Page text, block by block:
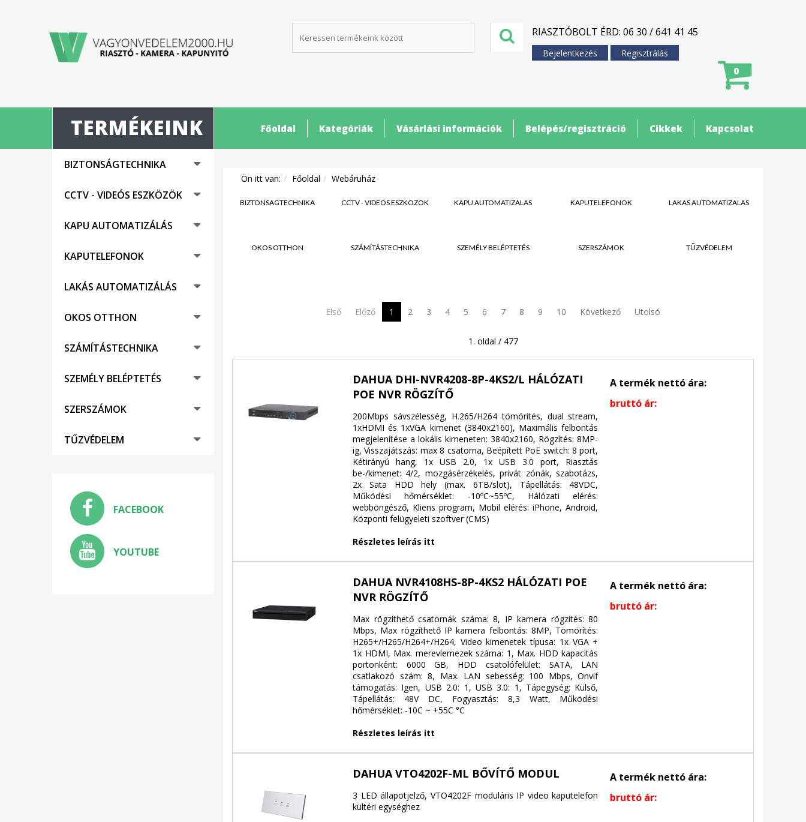
RIASZTÓBOLT ÉRD: 06 30 / 641 41 45
Bejelentkezés Regisztrálás
0
Főoldal Kategóriák Vásárlási információk Belépés/regisztráció Cikkek Kapcsolat
TERMÉKEINK
BIZTONSÁGTECHNIKA
CCTV - VIDEÓS ESZKÖZÖK
KAPU AUTOMATIZÁLÁS
KAPUTELEFONOK
LAKÁS AUTOMATIZÁLÁS
OKOS OTTHON
SZÁMÍTÁSTECHNIKA
SZEMÉLY BELÉPTETÉS
SZERSZÁMOK
TŰZVÉDELEM
FACEBOOK
YOUTUBE
Ön itt van: Főoldal Webáruház
BIZTONSÁGTECHNIKA CCTV - VIDEÓS ESZKÖZÖK KAPU AUTOMATIZÁLÁS KAPUTELEFONOK LAKÁS AUTOMATIZÁLÁS
OKOS OTTHON SZÁMÍTÁSTECHNIKA SZEMÉLY BELÉPTETÉS SZERSZÁMOK TŰZVÉDELEM
Első Előző 1 2 3 4 5 6 7 8 9 10 Következő Utolsó
1. oldal / 477
DAHUA DHI-NVR4208-8P-4KS2/L HÁLÓZATI
POE NVR RÖGZÍTŐ
200Mbps sávszélesség, H.265/H264 tömörítés, dual stream,
1xHDMI és 1xVGA kimenet (3840x2160), Maximális felbontás
megjelenítése a lokális kimeneten: 3840x2160, Rögzítés: 8MP-
ig, Visszajátszás: max 8 csatorna, Beépített PoE switch: 8 port,
Kétirányú hang, 1x USB 2.0, 1x USB 3.0 port, Riasztás
be-/kimenet: 4/2, mozgásérzékelés, privát zónák, szabotázs,
2x Sata HDD hely (max. 6TB/slot), Tápellátás: 48VDC,
Működési hőmérséklet: -10ºC~55ºC, Hálózati elérés:
webböngésző, Kliens program, Mobil elérés: iPhone, Android,
Központi felügyeleti szoftver (CMS)
Részletes leírás itt
A termék nettó ára:
bruttó ár:
DAHUA NVR4108HS-8P-4KS2 HÁLÓZATI POE
NVR RÖGZÍTŐ
Max rögzíthető csatornák száma: 8, IP kamera rögzítés: 80
Mbps, Max rögzíthető IP kamera felbontás: 8MP, Tömörítés:
H265+/H265/H264+/H264, Video kimenetek típusa: 1x VGA +
1x HDMI, Max. merevlemezek száma: 1, Max. HDD kapacitás
portonként: 6000 GB, HDD csatolófelület: SATA, LAN
csatlakozó szám: 8, Max. LAN sebesség: 100 Mbps, Onvif
támogatás: Igen, USB 2.0: 1, USB 3.0: 1, Tápegység: Külső,
Tápellátás: 48V DC, Fogyasztás: 8,3 Watt, Működési
hőmérséklet: -10C ~ +55C °C
Részletes leírás itt
A termék nettó ára:
bruttó ár:
DAHUA VTO4202F-ML BŐVÍTŐ MODUL
3 LED állapotjelző, VTO4202F moduláris IP video kaputelefon
kültéri egységhez
A termék nettó ára:
bruttó ár: